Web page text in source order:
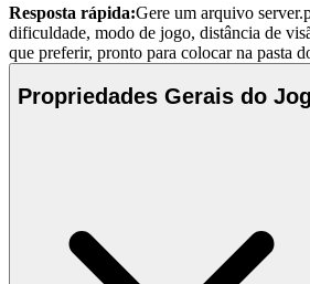
Resposta rápida:Gere um arquivo
dificuldade, modo de jogo, distância de
que preferir, pronto para colocar na pasta
Propriedades Gerais do